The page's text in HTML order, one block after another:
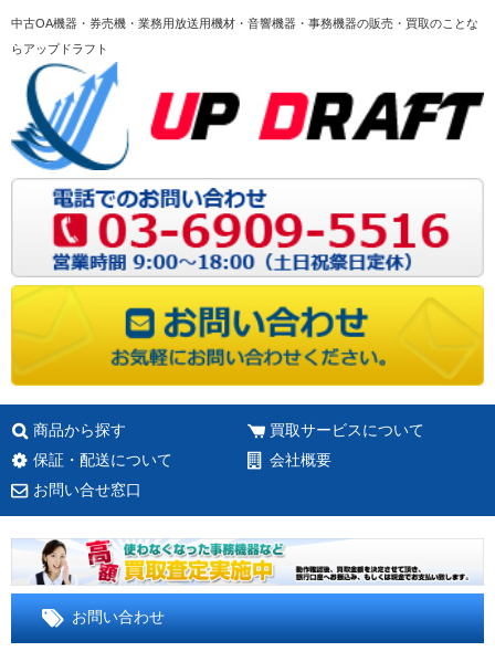
中古OA機器・券売機・業務用放送用機材・音響機器・事務機器の販売・買取のことな
らアップドラフト
商品から探す
買取サービスについて
保証・配送について
会社概要
お問い合せ窓口
お問い合わせ